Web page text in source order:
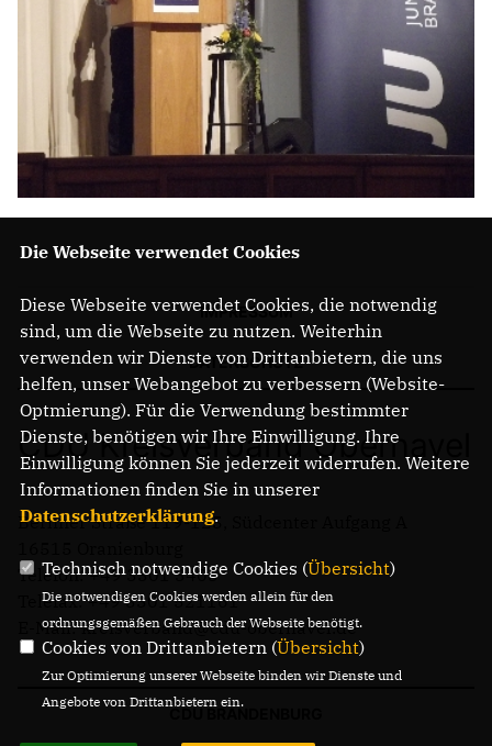
IMPRESSUM
DATENSCHUTZ
CDU Kreisverband Oberhavel
Berliner Straße 119-125, Südcenter Aufgang A
Telefon: +49 3301 3405
Telefax: +49 3301 521161
E-Mail: kreisverband@cdu-oberhavel.de
Die Webseite verwendet Cookies
Diese Webseite verwendet Cookies, die notwendig
sind, um die Webseite zu nutzen. Weiterhin
verwenden wir Dienste von Drittanbietern, die uns
helfen, unser Webangebot zu verbessern (Website-
Optmierung). Für die Verwendung bestimmter
Dienste, benötigen wir Ihre Einwilligung. Ihre
Einwilligung können Sie jederzeit widerrufen. Weitere
Informationen finden Sie in unserer
Datenschutzerklärung.
Technisch notwendige Cookies (Übersicht)
Die notwendigen Cookies werden allein für den
ordnungsgemäßen Gebrauch der Webseite benötigt.
Cookies von Drittanbietern (Übersicht)
Zur Optimierung unserer Webseite binden wir Dienste und
Angebote von Drittanbietern ein.